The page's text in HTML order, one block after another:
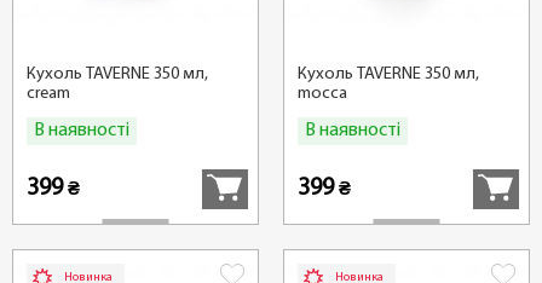
Кухоль TAVERNE 350 мл,
cream
В наявності
399₴
Кухоль TAVERNE 350 мл,
mocca
В наявності
399₴
Новинка Новинка